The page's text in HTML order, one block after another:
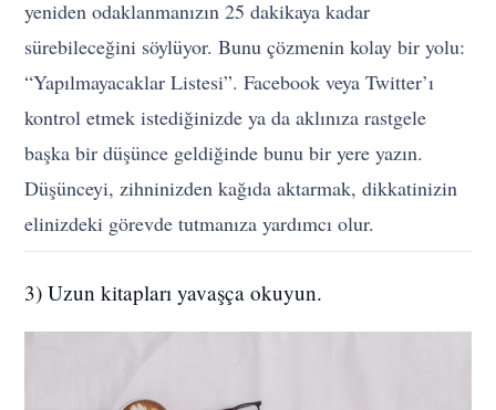
yeniden odaklanmanızın 25 dakikaya kadar
sürebileceğini söylüyor. Bunu çözmenin kolay bir yolu:
“Yapılmayacaklar Listesi”. Facebook veya Twitter’ı
kontrol etmek istediğinizde ya da aklınıza rastgele
başka bir düşünce geldiğinde bunu bir yere yazın.
Düşünceyi, zihninizden kağıda aktarmak, dikkatinizin
elinizdeki görevde tutmanıza yardımcı olur.
3) Uzun kitapları yavaşça okuyun.